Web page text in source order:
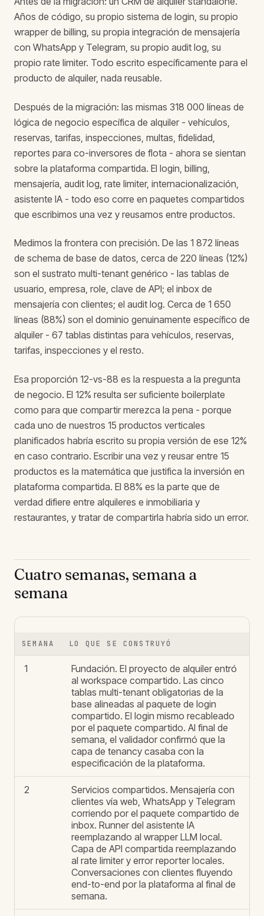
Años de código, su propio sistema de login, su propio
wrapper de billing, su propia integración de mensajería
con WhatsApp y Telegram, su propio audit log, su
propio rate limiter. Todo escrito específicamente para el
producto de alquiler, nada reusable.
Después de la migración: las mismas 318 000 líneas de
lógica de negocio específica de alquiler - vehículos,
reservas, tarifas, inspecciones, multas, fidelidad,
reportes para co-inversores de flota - ahora se sientan
sobre la plataforma compartida. El login, billing,
mensajería, audit log, rate limiter, internacionalización,
asistente IA - todo eso corre en paquetes compartidos
que escribimos una vez y reusamos entre productos.
Medimos la frontera con precisión. De las 1 872 líneas
de schema de base de datos, cerca de 220 líneas (12%)
son el sustrato multi-tenant genérico - las tablas de
usuario, empresa, role, clave de API; el inbox de
mensajería con clientes; el audit log. Cerca de 1 650
líneas (88%) son el dominio genuinamente específico de
alquiler - 67 tablas distintas para vehículos, reservas,
tarifas, inspecciones y el resto.
Esa proporción 12-vs-88 es la respuesta a la pregunta
de negocio. El 12% resulta ser suficiente boilerplate
como para que compartir merezca la pena - porque
cada uno de nuestros 15 productos verticales
planificados habría escrito su propia versión de ese 12%
en caso contrario. Escribir una vez y reusar entre 15
productos es la matemática que justifica la inversión en
plataforma compartida. El 88% es la parte que de
verdad difiere entre alquileres e inmobiliaria y
restaurantes, y tratar de compartirla habría sido un error.
Cuatro semanas, semana a
semana
SEMANA LO QUE SE CONSTRUYÓ
1
Fundación. El proyecto de alquiler entró
al workspace compartido. Las cinco
tablas multi-tenant obligatorias de la
base alineadas al paquete de login
compartido. El login mismo recableado
por el paquete compartido. Al final de
semana, el validador confirmó que la
capa de tenancy casaba con la
especificación de la plataforma.
2
Servicios compartidos. Mensajería con
clientes vía web, WhatsApp y Telegram
corriendo por el paquete compartido de
inbox. Runner del asistente IA
reemplazando al wrapper LLM local.
Capa de API compartida reemplazando
al rate limiter y error reporter locales.
Conversaciones con clientes fluyendo
end-to-end por la plataforma al final de
semana.